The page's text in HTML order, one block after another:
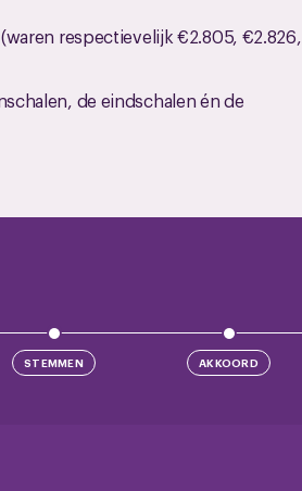
respectievelijk €2.805, €2.826,
de eindschalen én de
STEMMEN AKKOORD